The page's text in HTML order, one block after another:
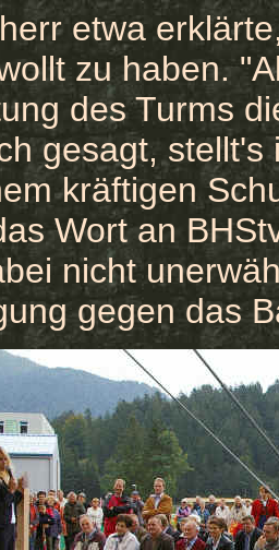
etwa
zu haben.
des Turms
gesagt, stellt's
kräftigen
Wort an
nicht
gegen das